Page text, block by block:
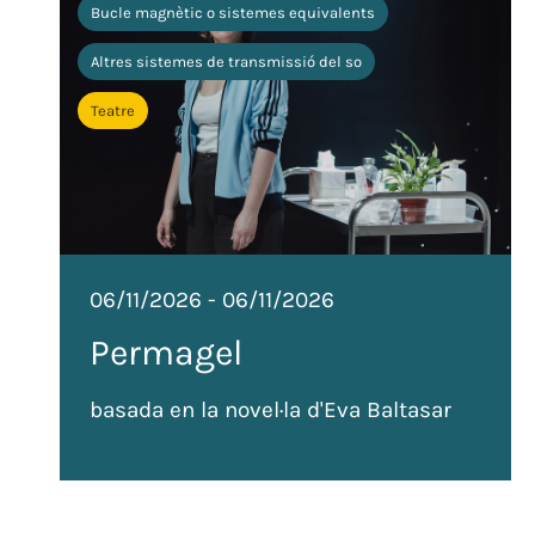
Bucle magnètic o sistemes equivalents
Altres sistemes de transmissió del so
Teatre
06/11/2026 - 06/11/2026
Permagel
basada en la novel·la d'Eva Baltasar